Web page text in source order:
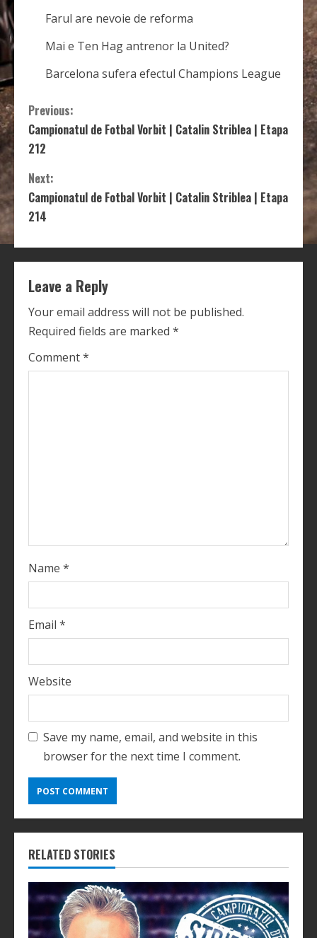
Farul are nevoie de reforma
Mai e Ten Hag antrenor la United?
Barcelona sufera efectul Champions League
C
o
n
t
n
u
e
R
e
Previous:
Campionatul de Fotbal Vorbit | Catalin Striblea | Etapa
212
Next:
Campionatul de Fotbal Vorbit | Catalin Striblea | Etapa
214
Leave a Reply
Your email address will not be published.
Required fields are marked *
Comment*
Name *
Email *
Website
Save my name, email, and website in this
browser for the next time I comment.
RELATED STORIES